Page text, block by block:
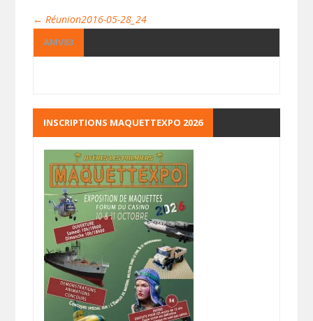
← Réunion2016-05-28_24
AMV83
INSCRIPTIONS MAQUETTEXPO 2026